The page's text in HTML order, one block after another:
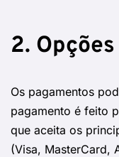
2.
Os pagamentos
pagamento é feito
que aceita os
(Visa, MasterCard,